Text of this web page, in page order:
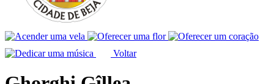
Voltar